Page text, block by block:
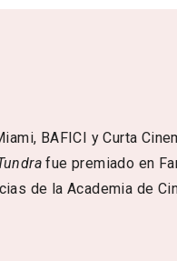
BAFICI y Curta
fue premiado en
de la Academia de